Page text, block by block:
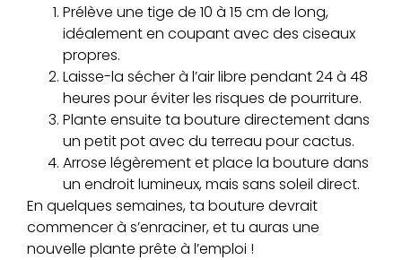
Prélève une tige de 10 à 15 cm de long,
idéalement en coupant avec des ciseaux
propres.
Laisse-la sécher à l’air libre pendant 24 à 48
heures pour éviter les risques de pourriture.
Plante ensuite ta bouture directement dans
un petit pot avec du terreau pour cactus.
Arrose légèrement et place la bouture dans
un endroit lumineux, mais sans soleil direct.
En quelques semaines, ta bouture devrait
commencer à s’enraciner, et tu auras une
nouvelle plante prête à l’emploi !